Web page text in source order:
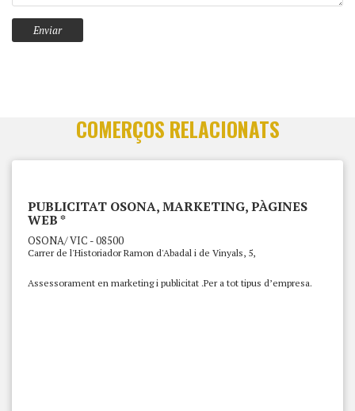
COMERÇOS RELACIONATS
PUBLICITAT OSONA, MARKETING, PÀGINES
WEB *
OSONA/ VIC - 08500
Carrer de l'Historiador Ramon d'Abadal i de Vinyals, 5,
Assessorament en marketing i publicitat .Per a tot tipus d’empresa.